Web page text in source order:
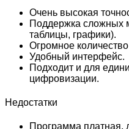
Очень высокая
Поддержка сложных
таблицы, графики).
Огромное
Удобный интерфейс.
Подходит и для
цифровизации.
Недостатки
Программа платная,